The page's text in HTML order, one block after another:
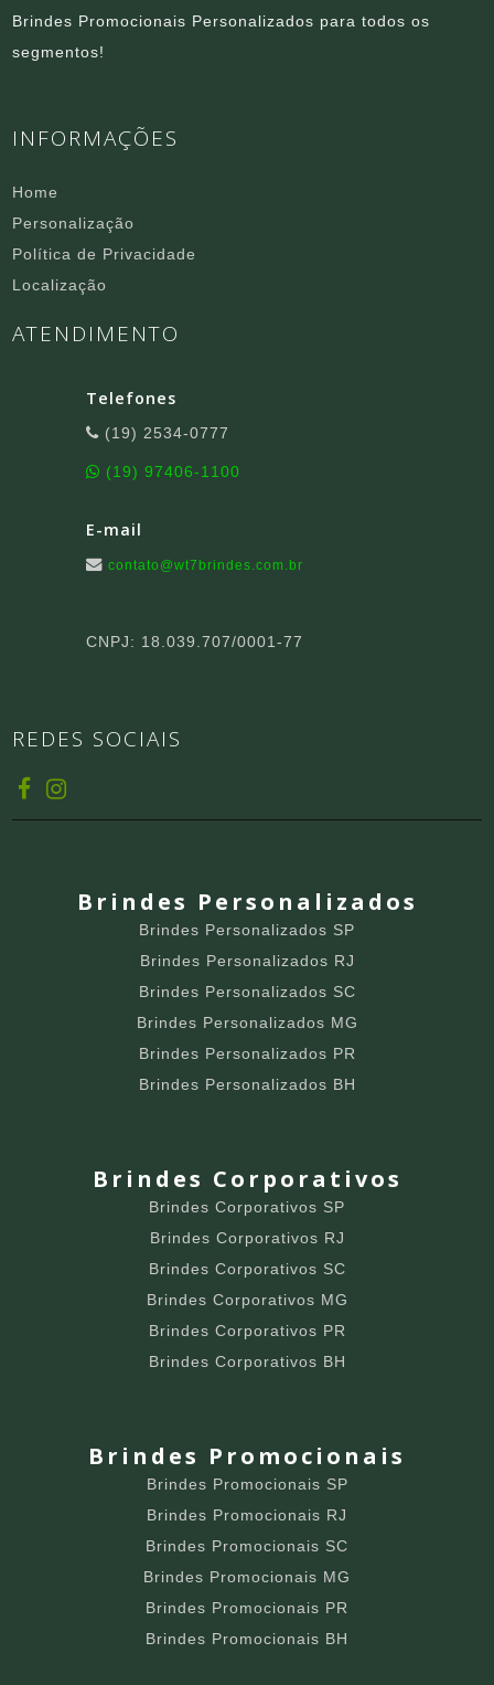
Brindes Promocionais Personalizados para todos os
segmentos!
INFORMAÇÕES
Home
Personalização
Política de Privacidade
Localização
ATENDIMENTO
Telefones
(19) 2534-0777
(19) 97406-1100
E-mail
contato@wt7brindes.com.br
CNPJ: 18.039.707/0001-77
REDES SOCIAIS
Brindes Personalizados
Brindes Personalizados SP
Brindes Personalizados RJ
Brindes Personalizados SC
Brindes Personalizados MG
Brindes Personalizados PR
Brindes Personalizados BH
Brindes Corporativos
Brindes Corporativos SP
Brindes Corporativos RJ
Brindes Corporativos SC
Brindes Corporativos MG
Brindes Corporativos PR
Brindes Corporativos BH
Brindes Promocionais
Brindes Promocionais SP
Brindes Promocionais RJ
Brindes Promocionais SC
Brindes Promocionais MG
Brindes Promocionais PR
Brindes Promocionais BH